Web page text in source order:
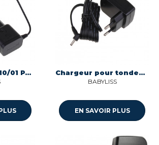
Chargeur Cp9110/01 Philips Chargeur pour tondeuse Babyliss 3662734970607
BABYLISS
EN SAVOIR PLUS